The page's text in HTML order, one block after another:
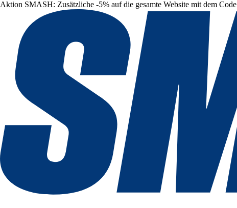
Aktion SMASH: Zusätzliche -5% auf die gesamte Website mit dem Code